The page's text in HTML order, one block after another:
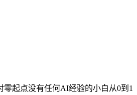
零起点没有任何AI经验的小白从0到1